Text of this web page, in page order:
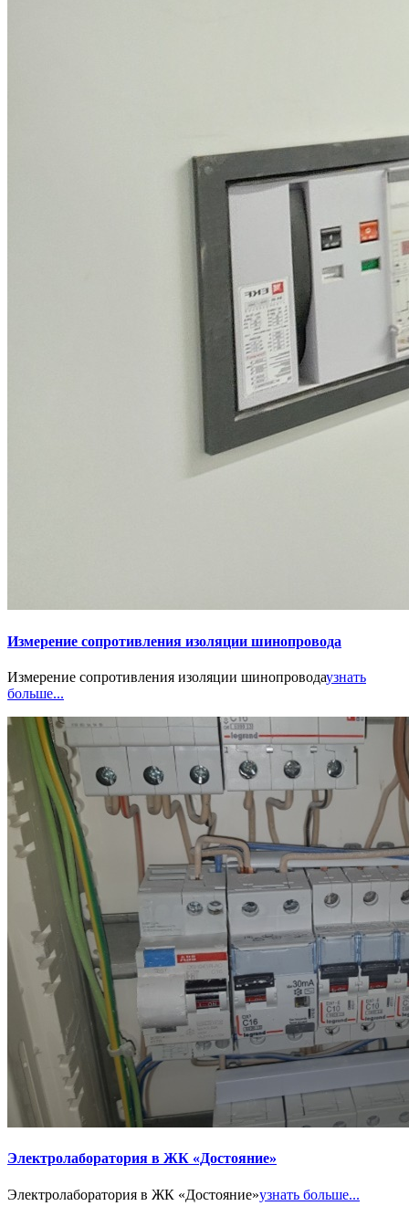
Измерение сопротивления изоляции шинопровода
Измерение сопротивления изоляции шинопроводаузнать
больше...
Электролаборатория в ЖК «Достояние»
Электролаборатория в ЖК «Достояние»узнать больше...